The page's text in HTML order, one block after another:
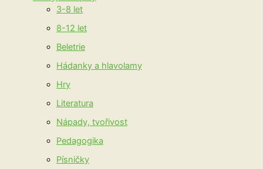
3-8 let
8-12 let
Beletrie
Hádanky a hlavolamy
Hry
Literatura
Nápady, tvořivost
Pedagogika
Písničky